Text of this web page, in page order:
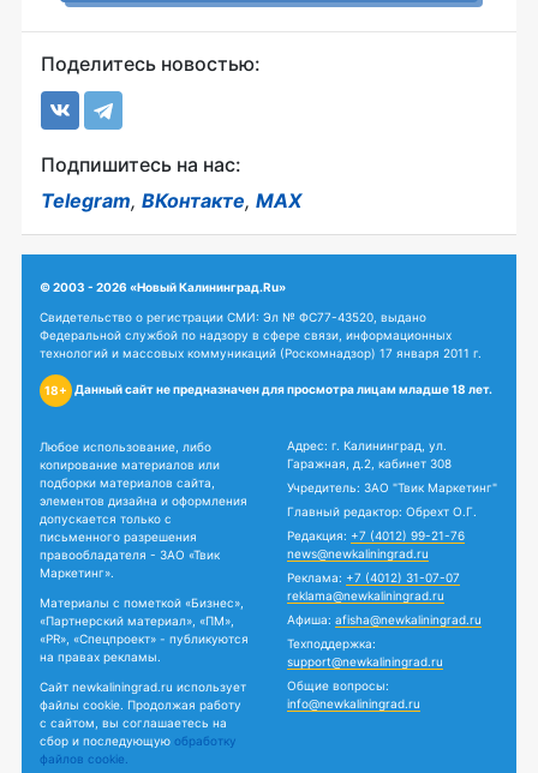
Поделитесь новостью:
Подпишитесь на нас:
Telegram, ВКонтакте, MAX
© 2003 - 2026 «Новый Калининград.Ru»
Свидетельство о регистрации СМИ: Эл № ФС77-43520, выдано
Федеральной службой по надзору в сфере связи, информационных
технологий и массовых коммуникаций (Роскомнадзор) 17 января 2011 г.
18+ Данный сайт не предназначен для просмотра лицам младше 18 лет.
Любое использование, либо
копирование материалов или
подборки материалов сайта,
элементов дизайна и оформления
допускается только с
письменного разрешения
правообладателя - ЗАО «Твик
Маркетинг».
Материалы с пометкой «Бизнес»,
«Партнерский материал», «ПМ»,
«PR», «Спецпроект» - публикуются
на правах рекламы.
Сайт newkaliningrad.ru использует
файлы cookie. Продолжая работу
с сайтом, вы соглашаетесь на
сбор и последующую обработку
файлов cookie.
Адрес: г. Калининград, ул.
Гаражная, д.2, кабинет 308
Учредитель: ЗАО "Твик Маркетинг"
Главный редактор: Обрехт О.Г.
Редакция: +7 (4012) 99-21-76
news@newkaliningrad.ru
Реклама: +7 (4012) 31-07-07
reklama@newkaliningrad.ru
Афиша: afisha@newkaliningrad.ru
Техподдержка:
support@newkaliningrad.ru
Общие вопросы:
info@newkaliningrad.ru